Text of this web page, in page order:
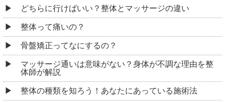
どちらに行けばいい？整体とマッサージの違い
整体って痛いの？
骨盤矯正ってなにするの？
マッサージ通いは意味がない？身体が不調な理由を整
体師が解説
整体の種類を知ろう！あなたにあっている施術法